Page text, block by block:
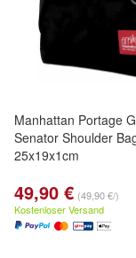
Manhattan Portage
Senator Shoulder
25x19x1cm
49,90 € (49,90 €/)
Kostenloser Versand